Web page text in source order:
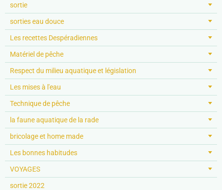
sortie
sorties eau douce
Les recettes Despéradiennes
Matériel de pêche
Respect du milieu aquatique et législation
Les mises à l'eau
Technique de pêche
la faune aquatique de la rade
bricolage et home made
Les bonnes habitudes
VOYAGES
sortie 2022